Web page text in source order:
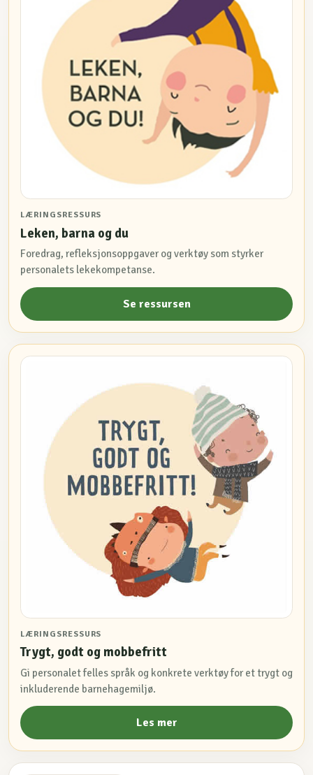
LÆRINGSRESSURS
Leken, barna og du
Foredrag, refleksjonsoppgaver og verktøy som styrker
personalets lekekompetanse.
Se ressursen
LÆRINGSRESSURS
Trygt, godt og mobbefritt
Gi personalet felles språk og konkrete verktøy for et trygt og
inkluderende barnehagemiljø.
Les mer